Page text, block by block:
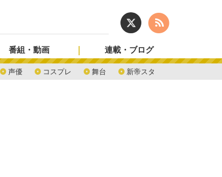
声優 コスプレ 舞台 新帝スタ
番組・動画 連載・ブログ